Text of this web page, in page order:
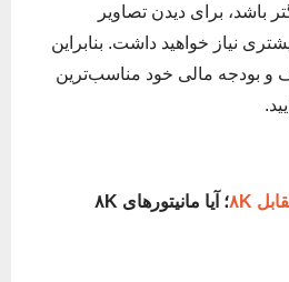
باشد، برای دیدن تصاویر
نیاز خواهید داشت. بنابراین
و بودجه مالی خود مناسب‌ترین
؛ آیا مانیتورهای ۸K